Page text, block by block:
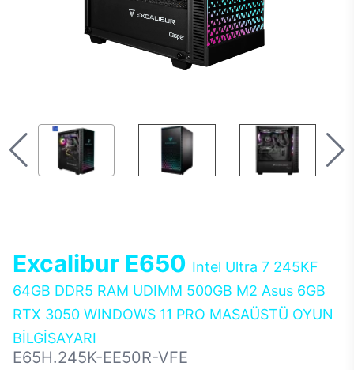
Excalibur E650 Intel Ultra 7 245KF
64GB DDR5 RAM UDIMM 500GB M2 Asus 6GB
RTX 3050 WINDOWS 11 PRO MASAÜSTÜ OYUN
BİLGİSAYARI
E65H.245K-EE50R-VFE